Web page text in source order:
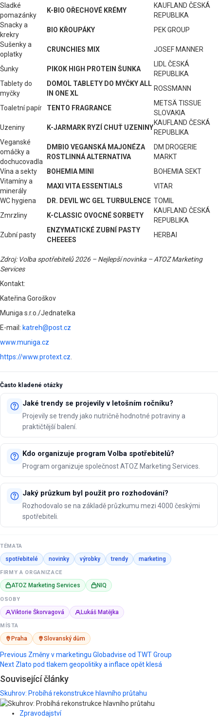
Sladké
pomazánky
K-BIO OŘECHOVÉ KRÉMY
KAUFLAND ČESKÁ
REPUBLIKA
Snacky a
krekry
BIO KŘOUPÁKY
PEK GROUP
Sušenky a
oplatky
CRUNCHIES MIX JOSEF MANNER
Šunky PIKOK HIGH PROTEIN ŠUNKA
LIDL ČESKÁ
REPUBLIKA
Tablety do
myčky
DOMOL TABLETY DO MYČKY ALL
IN ONE XL
ROSSMANN
Toaletní papír TENTO FRAGRANCE
METSÄ TISSUE
SLOVAKIA
Uzeniny
K-JARMARK RYZÍ CHUŤ UZENINY
KAUFLAND ČESKÁ
REPUBLIKA
Veganské
omáčky a
dochucovadla
DMBIO VEGANSKÁ MAJONÉZA
ROSTLINNÁ ALTERNATIVA
DM DROGERIE
MARKT
Vína a sekty
BOHEMIA MINI
BOHEMIA SEKT
Vitamíny a
minerály
MAXI VITA ESSENTIALS
VITAR
WC hygiena
DR. DEVIL WC GEL TURBULENCE TOMIL
Zmrzliny
K-CLASSIC OVOCNÉ SORBETY
KAUFLAND ČESKÁ
REPUBLIKA
Zubní pasty
ENZYMATICKÉ ZUBNÍ PASTY
CHEEEES
HERBAI
Zdroj: Volba spotřebitelů 2026 – Nejlepší novinka – ATOZ Marketing
Services
Kontakt:
Kateřina Goroškov
Muniga s.r.o./Jednatelka
E-mail: katreh@post.cz
www.muniga.cz
https://www.protext.cz
Často kladené otázky
Jaké trendy se projevily v letošním ročníku?
Projevily se trendy jako nutričně hodnotné potraviny a
praktičtější balení.
Kdo organizuje program Volba spotřebitelů?
Program organizuje společnost ATOZ Marketing Services.
Jaký průzkum byl použit pro rozhodování?
Rozhodovalo se na základě průzkumu mezi 4000 českými
spotřebiteli.
TÉMATA
spotřebitelé novinky výrobky trendy marketing
FIRMY A ORGANIZACE
ATOZ Marketing Services NIQ
OSOBY
Viktorie Škorvagová Lukáš Matějka
MÍSTA
Praha Slovanský dům
Post
navigation
Previous Změny v marketingu Globadvise od TWT Group
Next Zlato pod tlakem geopolitiky a inflace opět klesá
Související články
Skuhrov: Probíhá rekonstrukce hlavního průtahu
Zpravodajství